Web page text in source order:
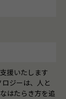
援いたします
ジーは、人と
はたらき方を追